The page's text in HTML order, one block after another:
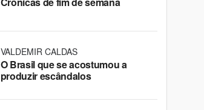
VALDEMIR CALDAS
O Brasil que se acostumou a
produzir escândalos